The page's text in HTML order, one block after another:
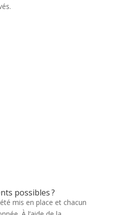
possibles ?
mis en place et chacun